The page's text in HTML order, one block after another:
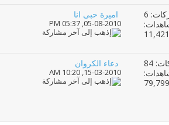
6
11,421
اميرة حبى انا
05-08-2010,
05:37 PM
84
79,799
دعاء الكروان
15-03-2010,
10:20 AM